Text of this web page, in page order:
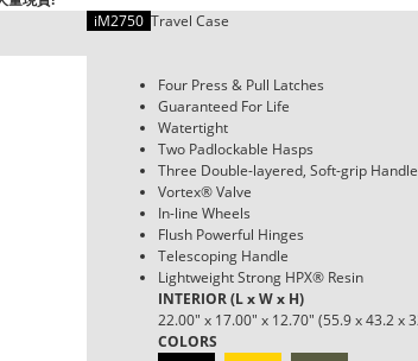
iM2750 Travel Case
Four Press & Pull Latches
Guaranteed For Life
Watertight
Two Padlockable Hasps
Three Double-layered, Soft-grip
Vortex® Valve
In-line Wheels
Flush Powerful Hinges
Telescoping Handle
Lightweight Strong HPX® Resin
INTERIOR (L x W x H)
22.00" x 17.00" x 12.70" (55.9 x 43.2 x
COLORS